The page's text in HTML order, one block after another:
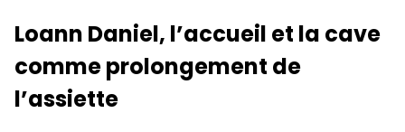
Loann Daniel, l’accueil et la cave
comme prolongement de
l’assiette